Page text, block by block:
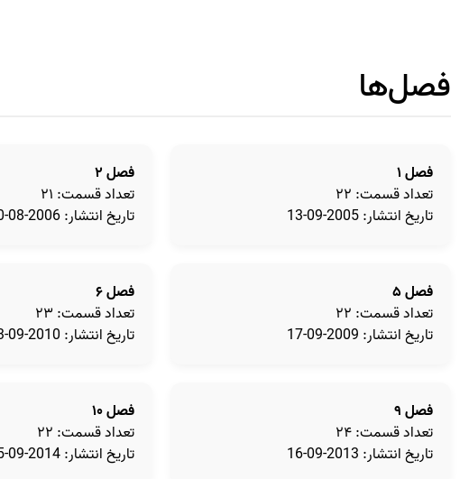
فصل‌ها
فصل ۱
تعداد قسمت: ۲۲
تاریخ انتشار: 2005-09-13
فصل ۲
تعداد قسمت: ۲۱
تاریخ انتشار: 2006-08-30
فصل ۵
تعداد قسمت: ۲۲
تاریخ انتشار: 2009-09-17
فصل ۶
تعداد قسمت: ۲۳
تاریخ انتشار: 2010-09-23
فصل ۹
تعداد قسمت: ۲۴
تاریخ انتشار: 2013-09-16
فصل ۱۰
تعداد قسمت: ۲۲
تاریخ انتشار: 2014-09-25